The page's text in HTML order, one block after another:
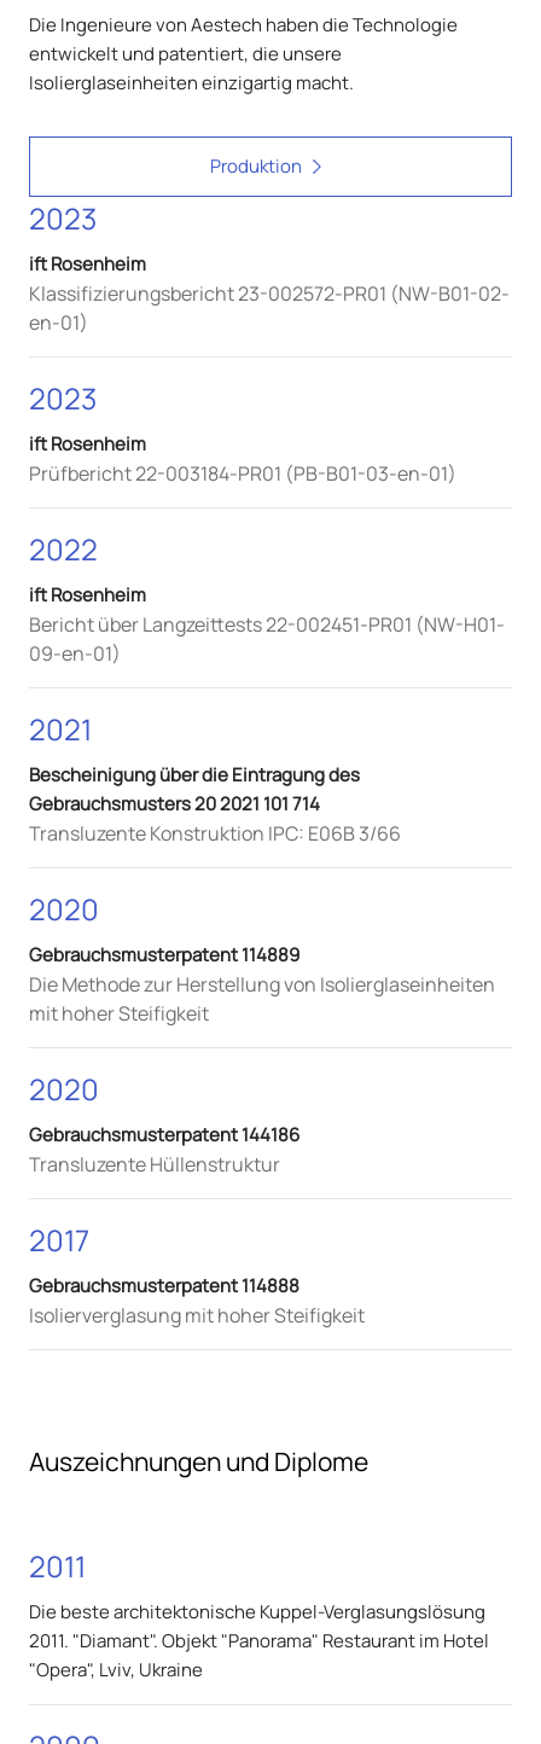
Die Ingenieure von Aestech haben die Technologie
entwickelt und patentiert, die unsere
Isolierglaseinheiten einzigartig macht.
Produktion
2023
ift Rosenheim
Klassifizierungsbericht 23-002572-PR01 (NW-B01-02-
en-01)
2023
ift Rosenheim
Prüfbericht 22-003184-PR01 (PB-B01-03-en-01)
2022
ift Rosenheim
Bericht über Langzeittests 22-002451-PR01 (NW-H01-
09-en-01)
2021
Bescheinigung über die Eintragung des
Gebrauchsmusters 20 2021 101 714
Transluzente Konstruktion IPC: E06B 3/66
2020
Gebrauchsmusterpatent 114889
Die Methode zur Herstellung von Isolierglaseinheiten
mit hoher Steifigkeit
2020
Gebrauchsmusterpatent 144186
Transluzente Hüllenstruktur
2017
Gebrauchsmusterpatent 114888
Isolierverglasung mit hoher Steifigkeit
Auszeichnungen und Diplome
2011
Die beste architektonische Kuppel-Verglasungslösung
2011. "Diamant". Objekt "Panorama" Restaurant im Hotel
"Opera", Lviv, Ukraine